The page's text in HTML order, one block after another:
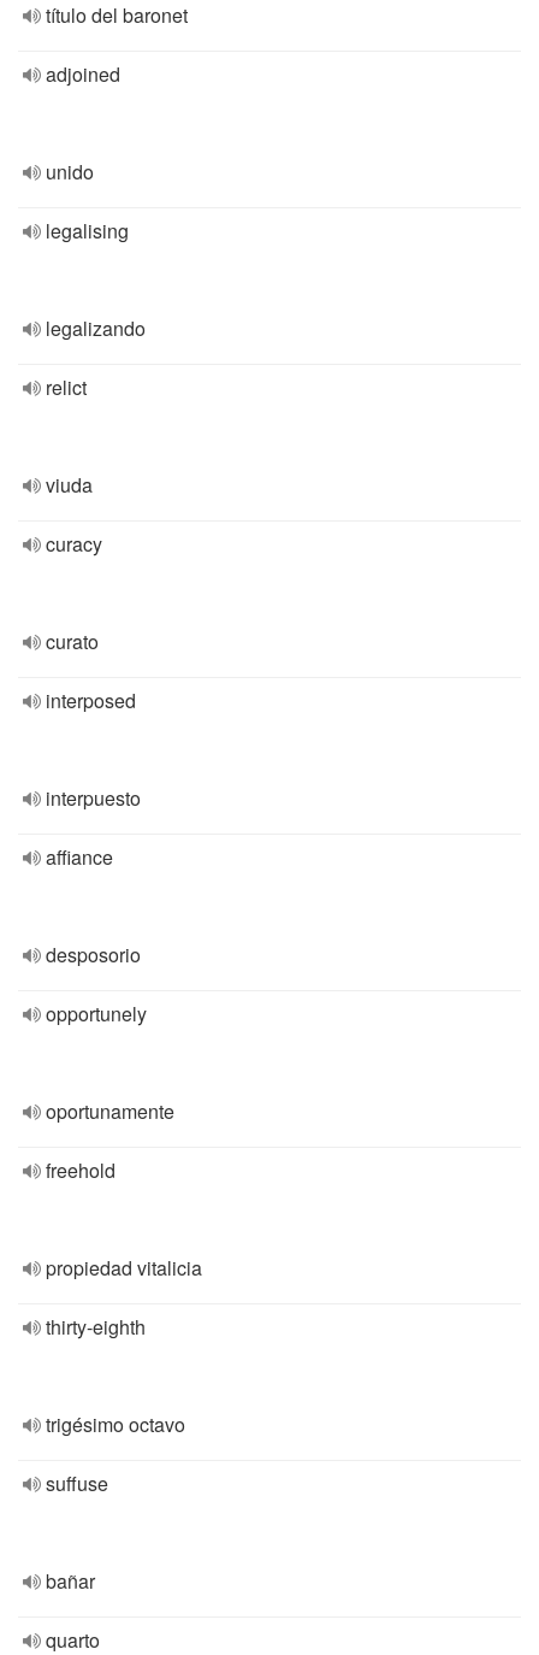
título del baronet
adjoined
unido
legalising
legalizando
relict
viuda
curacy
curato
interposed
interpuesto
affiance
desposorio
opportunely
oportunamente
freehold
propiedad vitalicia
thirty-eighth
trigésimo octavo
suffuse
bañar
quarto